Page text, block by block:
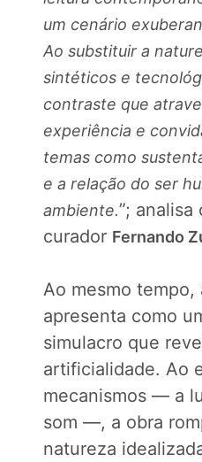
um cenário
Ao substituir a
sintéticos e
contraste que
experiência e
temas como
e a relação do ser
ambiente.”; analisa
curador Fernando
Ao mesmo tempo,
apresenta como
simulacro que
artificialidade. Ao
mecanismos — a
som —, a obra
natureza